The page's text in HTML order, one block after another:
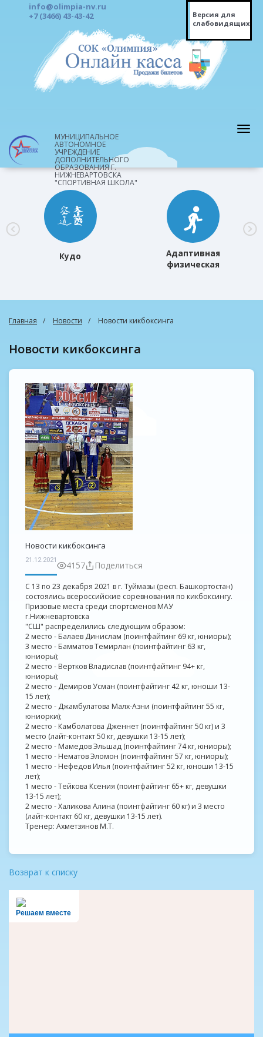
info@olimpia-nv.ru
+7 (3466) 43-43-42
Версия для
слабовидящих
МУНИЦИПАЛЬНОЕ
АВТОНОМНОЕ
УЧРЕЖДЕНИЕ
ДОПОЛНИТЕЛЬНОГО
ОБРАЗОВАНИЯ Г.
НИЖНЕВАРТОВСКА
"СПОРТИВНАЯ ШКОЛА"
Кудо
Адаптивная
физическая
Главная Новости Новости кикбоксинга
Новости кикбоксинга
Новости кикбоксинга
21.12.2021 4157 Поделиться
С 13 по 23 декабря 2021 в г. Туймазы (респ. Башкортостан)
состоялись всероссийские соревнования по кикбоксингу.
Призовые места среди спортсменов МАУ
г.Нижневартовска
"СШ" распределились следующим образом:
2 место - Балаев Динислам (поинтфайтинг 69 кг, юниоры);
3 место - Бамматов Темирлан (поинтфайтинг 63 кг,
юниоры);
2 место - Вертков Владислав (поинтфайтинг 94+ кг,
юниоры);
2 место - Демиров Усман (поинтфайтинг 42 кг, юноши 13-
15 лет);
2 место - Джамбулатова Малх-Азни (поинтфайтинг 55 кг,
юниорки);
2 место - Камболатова Дженнет (поинтфайтинг 50 кг) и 3
место (лайт-контакт 50 кг, девушки 13-15 лет);
2 место - Мамедов Эльшад (поинтфайтинг 74 кг, юниоры);
1 место - Нематов Эломон (поинтфайтинг 57 кг, юниоры);
1 место - Нефедов Илья (поинтфайтинг 52 кг, юноши 13-15
лет);
1 место - Тейкова Ксения (поинтфайтинг 65+ кг, девушки
13-15 лет);
2 место - Халикова Алина (поинтфайтинг 60 кг) и 3 место
(лайт-контакт 60 кг, девушки 13-15 лет).
Тренер: Ахметзянов М.Т.
Возврат к списку
Решаем вместе